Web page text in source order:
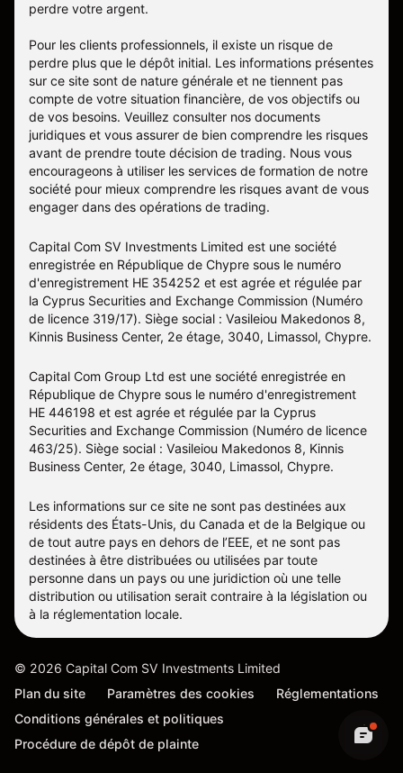
perdre votre argent.
Pour les clients professionnels, il existe un risque de
perdre plus que le dépôt initial. Les informations présentes
sur ce site sont de nature générale et ne tiennent pas
compte de votre situation financière, de vos objectifs ou
de vos besoins. Veuillez consulter nos documents
juridiques et vous assurer de bien comprendre les risques
avant de prendre toute décision de trading. Nous vous
encourageons à utiliser les services de formation de notre
société pour mieux comprendre les risques avant de vous
engager dans des opérations de trading.
Capital Com SV Investments Limited est une société
enregistrée en République de Chypre sous le numéro
d'enregistrement HE 354252 et est agrée et régulée par
la Cyprus Securities and Exchange Commission (Numéro
de licence 319/17). Siège social : Vasileiou Makedonos 8,
Kinnis Business Center, 2e étage, 3040, Limassol, Chypre.
Capital Com Group Ltd est une société enregistrée en
République de Chypre sous le numéro d'enregistrement
ΗΕ 446198 et est agrée et régulée par la Cyprus
Securities and Exchange Commission (Numéro de licence
463/25). Siège social : Vasileiou Makedonos 8, Kinnis
Business Center, 2e étage, 3040, Limassol, Chypre.
Les informations sur ce site ne sont pas destinées aux
résidents des États-Unis, du Canada et de la Belgique ou
de tout autre pays en dehors de l’EEE, et ne sont pas
destinées à être distribuées ou utilisées par toute
personne dans un pays ou une juridiction où une telle
distribution ou utilisation serait contraire à la législation ou
à la réglementation locale.
© 2026 Capital Com SV Investments Limited
Plan du site
Paramètres des cookies
Réglementations
Conditions générales et politiques
Procédure de dépôt de plainte